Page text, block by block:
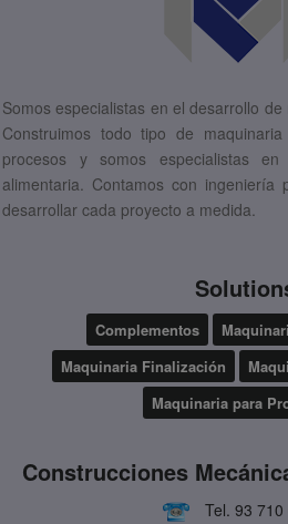
Somos especialistas en el desarrollo
Construimos todo tipo de
procesos y somos especialistas
alimentaria. Contamos con
desarrollar cada proyecto a medida.
Complementos
Maquinaria Finalización
Maquinaria para
Construcciones
Tel.93 710